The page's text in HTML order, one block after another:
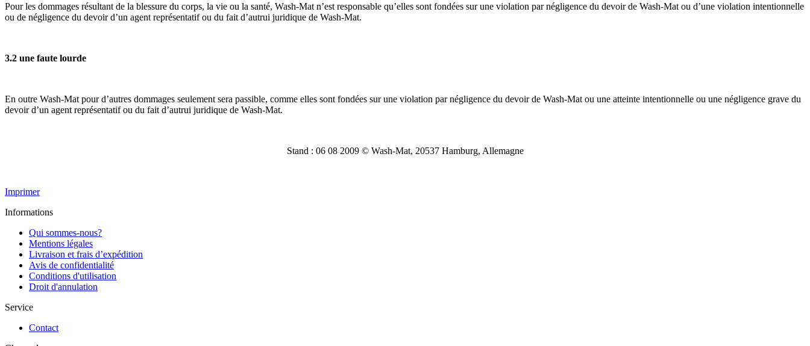
Pour les dommages résultant de la blessure du corps, la vie ou la santé, Wash-Mat n’est responsable qu’elles sont fondées sur une violation par négligence du devoir de Wash-Mat ou d’une violation intentionnelle
ou de négligence du devoir d’un agent représentatif ou du fait d’autrui juridique de Wash-Mat.
3.2 une faute lourde
En outre Wash-Mat pour d’autres dommages seulement sera passible, comme elles sont fondées sur une violation par négligence du devoir de Wash-Mat ou une atteinte intentionnelle ou une négligence grave du
devoir d’un agent représentatif ou du fait d’autrui juridique de Wash-Mat.
Stand : 06 08 2009 © Wash-Mat, 20537 Hamburg, Allemagne
Imprimer
Informations
Qui sommes-nous?
Mentions légales
Livraison et frais d’expédition
Avis de confidentialité
Conditions d'utilisation
Droit d'annulation
Service
Contact